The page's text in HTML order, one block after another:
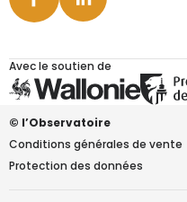
Avec le soutien de
© l’Observatoire
Conditions générales de vente
Protection des données